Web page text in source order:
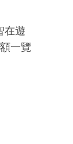
在遊
一覽